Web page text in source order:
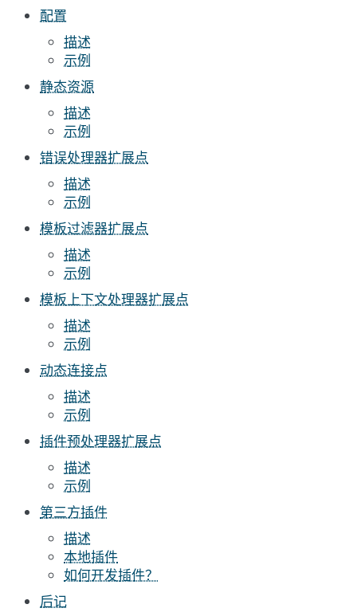
配置
描述
示例
静态资源
描述
示例
错误处理器扩展点
描述
示例
模板过滤器扩展点
描述
示例
模板上下文处理器扩展点
描述
示例
动态连接点
描述
示例
插件预处理器扩展点
描述
示例
第三方插件
描述
本地插件
如何开发插件？
后记